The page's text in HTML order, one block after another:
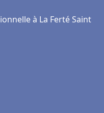
à La Ferté Saint